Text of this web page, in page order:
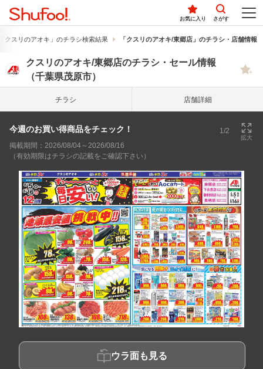
お気に入り さがす
クスリのアオキ」のチラシ検索結果 「クスリのアオキ/東郷店」のチラシ・店舗情報
クスリのアオキ/東郷店のチラシ・セール情報
（千葉県茂原市）
チラシ 店舗詳細
今週のお買い得商品をチェック！ 1/2
拡大
掲載期間：2026/08/04～2026/08/16
（有効期限はチラシの記載をご確認下さい）
ウラ面も見る